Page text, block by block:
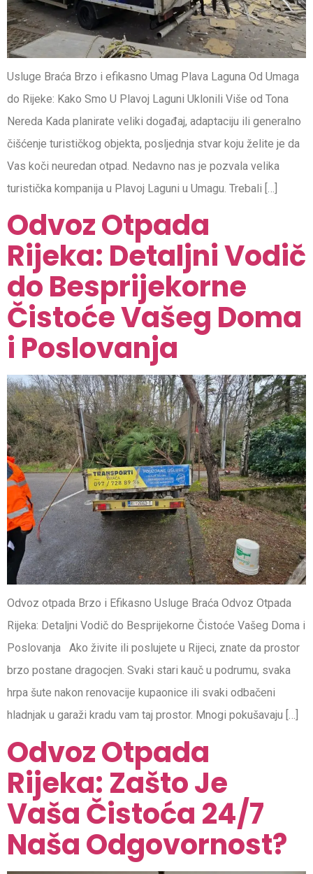
Usluge Braća Brzo i efikasno Umag Plava Laguna Od Umaga
do Rijeke: Kako Smo U Plavoj Laguni Uklonili Više od Tona
Nereda Kada planirate veliki događaj, adaptaciju ili generalno
čišćenje turističkog objekta, posljednja stvar koju želite je da
Vas koči neuredan otpad. Nedavno nas je pozvala velika
turistička kompanija u Plavoj Laguni u Umagu. Trebali […]
Odvoz Otpada
Rijeka: Detaljni Vodič
do Besprijekorne
Čistoće Vašeg Doma
i Poslovanja
Odvoz otpada Brzo i Efikasno Usluge Braća Odvoz Otpada
Rijeka: Detaljni Vodič do Besprijekorne Čistoće Vašeg Doma i
Poslovanja Ako živite ili poslujete u Rijeci, znate da prostor
brzo postane dragocjen. Svaki stari kauč u podrumu, svaka
hrpa šute nakon renovacije kupaonice ili svaki odbačeni
hladnjak u garaži kradu vam taj prostor. Mnogi pokušavaju […]
Odvoz Otpada
Rijeka: Zašto Je
Vaša Čistoća 24/7
Naša Odgovornost?